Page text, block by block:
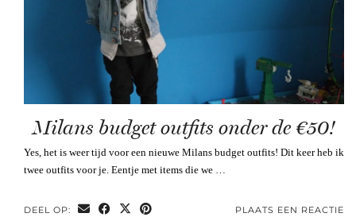
Milans budget outfits onder de €50!
Yes, het is weer tijd voor een nieuwe Milans budget outfits! Dit keer heb ik
twee outfits voor je. Eentje met items die we …
DEEL OP: PLAATS EEN REACTIE